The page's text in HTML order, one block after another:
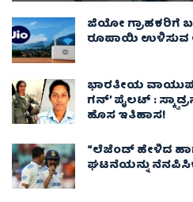
ಜಿಯೋ ಗ್ರಾಹಕರಿಗೆ
ರೂಪಾಯಿ
ಭಾರತೀಯ
ಗನ್’ ಪೈಲಟ್ :
ಹೊಸ ಇತಿಹಾಸ!
“ಲೆಜೆಂಡ್ ಹೇಳಿದ
ಘಟನೆಯನ್ನು